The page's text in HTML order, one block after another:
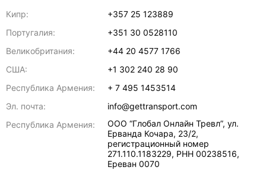
Кипр:
+357 25 123889
Португалия:
+351 30 0528110
Великобритания:
+44 20 4577 1766
США:
+1 302 240 28 90
Республика Армения:
+ 7 495 1453514
Эл. почта:
info@gettransport.com
Республика Армения:
ООО “Глобал Онлайн Тревл”, ул.
Ерванда Кочара, 23/2,
регистрационный номер
271.110.1183229, РНН 00238516,
Ереван 0070